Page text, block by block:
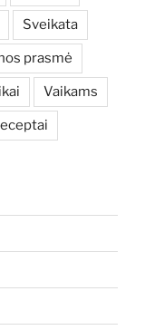
Sveikata
prasmė
Vaikams